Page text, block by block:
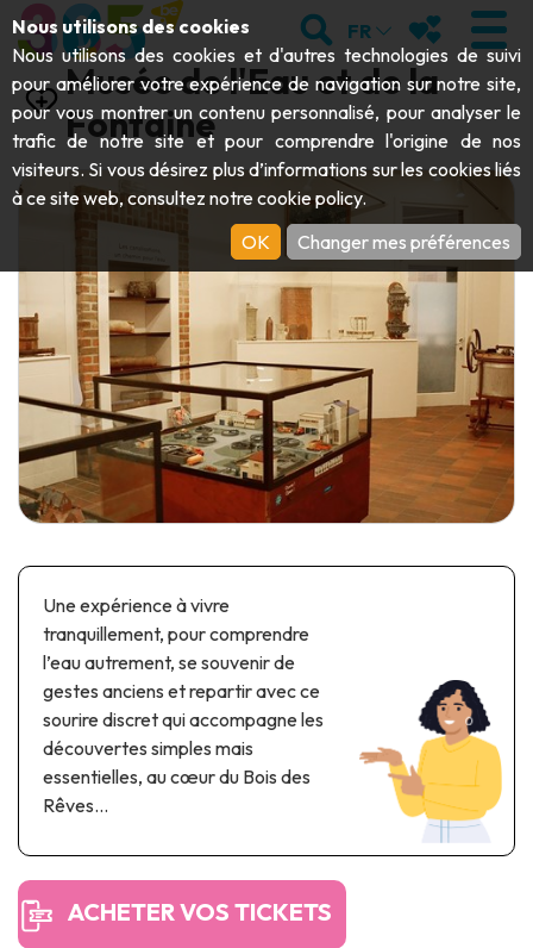
VISITER
Abbayes & monuments religieux
Archéologie
Art
Artisanat & savoir-faire
Châteaux, citadelles & beffrois
Folklore & histoire locale
Histoire
Patrimoine automobile & ferroviaire
Patrimoine industriel & ouvrage d'art
Produits de terroir
Tourisme de mémoire
UNESCO
EXPLORER
Grottes
Jardins, parcs & sites naturels
Parcs animaliers, zoologiques & aquariums
BOUGER
Bateaux touristiques & croisières
Draisines & trains touristiques
Kayaks
Parcs aventure
Parcs récréatifs, nautiques & aquatiques
ÉVÉNEMENTS
LE TOP DES ACTIVITÉS POUR CET
ÉTÉ
TÉLÉCHARGER LE GUIDE
Aller au contenu principal; RECHERCHER
FR MES FAVORIS
Musée de l'Eau et de la
Fontaine
Une expérience à vivre
tranquillement, pour comprendre
l’eau autrement, se souvenir de
gestes anciens et repartir avec ce
sourire discret qui accompagne les
découvertes simples mais
essentielles, au cœur du Bois des
Rêves...
ACHETER VOS TICKETS
Nous utilisons des cookies
Nous utilisons des cookies et d'autres technologies de suivi
pour améliorer votre expérience de navigation sur notre site,
pour vous montrer un contenu personnalisé, pour analyser le
trafic de notre site et pour comprendre l'origine de nos
visiteurs. Si vous désirez plus d’informations sur les cookies liés
à ce site web, consultez notrecookie policy.
OK
Changer mes préférences